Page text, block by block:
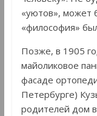
«уютов», может
«философия»
Позже, в 1905
майоликовое
фасаде
Петербурге)
родителей дом